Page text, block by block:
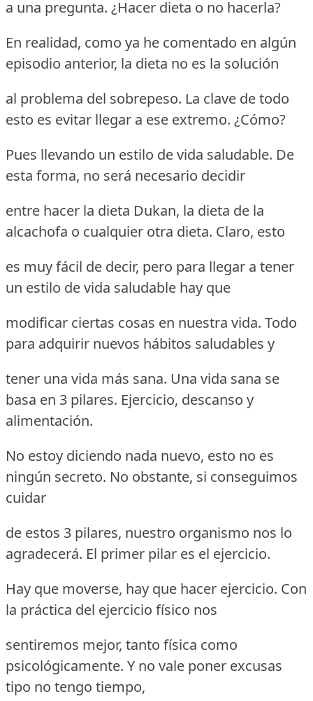
a una pregunta. ¿Hacer dieta o no hacerla?
En realidad, como ya he comentado en algún
episodio anterior, la dieta no es la solución
al problema del sobrepeso. La clave de todo
esto es evitar llegar a ese extremo. ¿Cómo?
Pues llevando un estilo de vida saludable. De
esta forma, no será necesario decidir
entre hacer la dieta Dukan, la dieta de la
alcachofa o cualquier otra dieta. Claro, esto
es muy fácil de decir, pero para llegar a tener
un estilo de vida saludable hay que
modificar ciertas cosas en nuestra vida. Todo
para adquirir nuevos hábitos saludables y
tener una vida más sana. Una vida sana se
basa en 3 pilares. Ejercicio, descanso y
alimentación.
No estoy diciendo nada nuevo, esto no es
ningún secreto. No obstante, si conseguimos
cuidar
de estos 3 pilares, nuestro organismo nos lo
agradecerá. El primer pilar es el ejercicio.
Hay que moverse, hay que hacer ejercicio. Con
la práctica del ejercicio físico nos
sentiremos mejor, tanto física como
psicológicamente. Y no vale poner excusas
tipo no tengo tiempo,